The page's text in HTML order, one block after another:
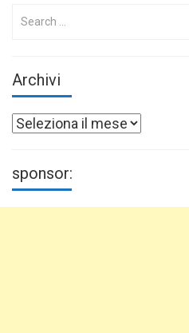
Search
Archivi
Archivi
sponsor: